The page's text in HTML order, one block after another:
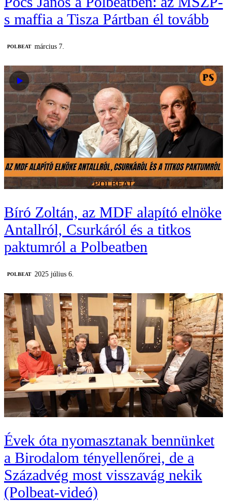
s maffia a Tisza Pártban él tovább
‎POLBEAT március 7.
Bíró Zoltán, az MDF alapító elnöke
Antallról, Csurkáról és a titkos
paktumról a Polbeatben
‎POLBEAT 2025 július 6.
Évek óta nyomasztanak bennünket
a Birodalom tényellenőrei, de a
Századvég most visszavág nekik
(Polbeat-videó)